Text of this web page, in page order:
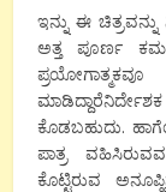
ಇನ್ನು ಈ
ಅತ್ತ ಪೂರ್ಣ
ಕೊಡಬಹುದು.
ಪಾತ್ರ
ಕೊಟ್ಟಿರುವ